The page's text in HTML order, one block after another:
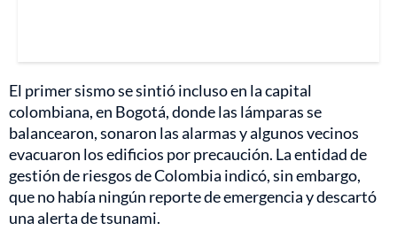
El primer sismo se sintió incluso en la capital
colombiana, en Bogotá, donde las lámparas se
balancearon, sonaron las alarmas y algunos vecinos
evacuaron los edificios por precaución. La entidad de
gestión de riesgos de Colombia indicó, sin embargo,
que no había ningún reporte de emergencia y descartó
una alerta de tsunami.